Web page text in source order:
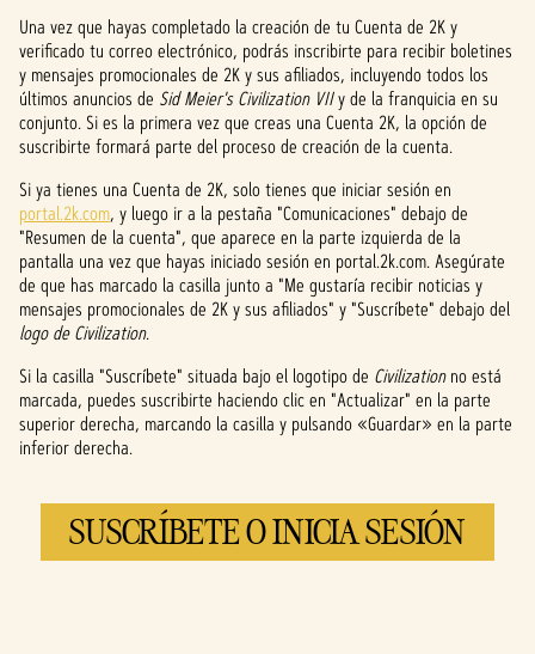
Una vez que hayas completado la creación de tu Cuenta de 2K y
verificado tu correo electrónico, podrás inscribirte para recibir boletines
y mensajes promocionales de 2K y sus afiliados, incluyendo todos los
últimos anuncios de Sid Meier's Civilization VIIy de la franquicia en su
conjunto. Si es la primera vez que creas una Cuenta 2K, la opción de
suscribirte formará parte del proceso de creación de la cuenta.
Si ya tienes una Cuenta de 2K, solo tienes que iniciar sesión en
portal.2k.com, y luego ir a la pestaña "Comunicaciones" debajo de
"Resumen de la cuenta", que aparece en la parte izquierda de la
pantalla una vez que hayas iniciado sesión en portal.2k.com. Asegúrate
de que has marcado la casilla junto a "Me gustaría recibir noticias y
mensajes promocionales de 2K y sus afiliados" y "Suscríbete" debajo del
logo de Civilization.
Si la casilla "Suscríbete" situada bajo el logotipo de Civilizationno está
marcada, puedes suscribirte haciendo clic en "Actualizar" en la parte
superior derecha, marcando la casilla y pulsando «Guardar» en la parte
inferior derecha.
SUSCRÍBETE O INICIA SESIÓN